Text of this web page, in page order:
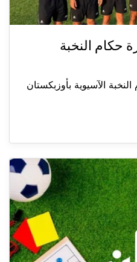
حكام النخبة
الآسيوية بأوزبكستان